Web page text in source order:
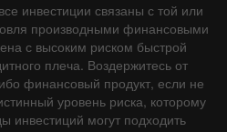
все инвестиции связаны с той или
производными финансовыми
с высоким риском быстрой
плеча. Воздержитесь от
финансовый продукт, если не
уровень риска, которому
инвестиций могут подходить